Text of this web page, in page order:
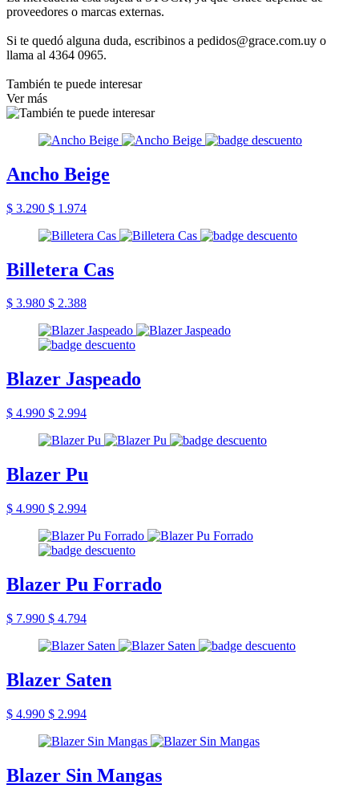
proveedores o marcas externas.
Si te quedó alguna duda, escribinos a pedidos@grace.com.uy o
llama al 4364 0965.
También te puede interesar
Ver más
Ancho Beige
$ 3.290 $ 1.974
Billetera Cas
$ 3.980 $ 2.388
Blazer Jaspeado
$ 4.990 $ 2.994
Blazer Pu
$ 4.990 $ 2.994
Blazer Pu Forrado
$ 7.990 $ 4.794
Blazer Saten
$ 4.990 $ 2.994
Blazer Sin Mangas